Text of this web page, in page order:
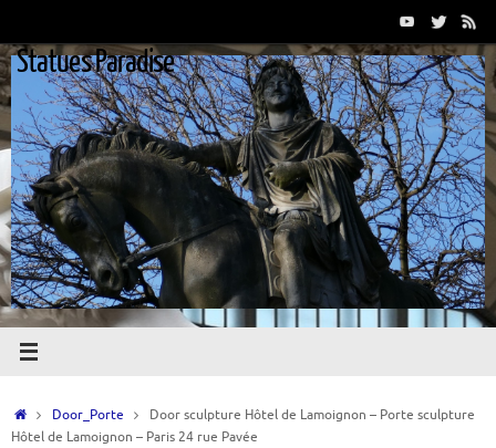
contenu
Statues Paradise
AccueilDoor_Porte
Door sculpture Hôtel de Lamoignon – Porte sculpture
Hôtel de Lamoignon – Paris 24 rue Pavée